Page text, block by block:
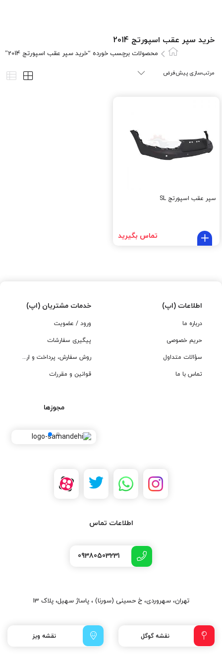
خرید سپر عقب اسپورتج 2014
محصولات برچسب خورده “خرید سپر عقب اسپورتج 2014”
سپر عقب اسپورتج SL
تماس بگیرید
اطلاعات (اپ)
درباره ما
حریم خصوصی
سؤالات متداول
تماس با ما
خدمات مشتریان (اپ)
ورود / عضویت
پیگیری سفارشات
روش سفارش، پرداخت و ارسال
قوانین و مقررات
مجوزها
اطلاعات تماس
09380503231
تهران، سهروردی، خ حسینی (سورنا) ، پاساژ سهیل، پلاک 13
نقشه گوگل نقشه ویز